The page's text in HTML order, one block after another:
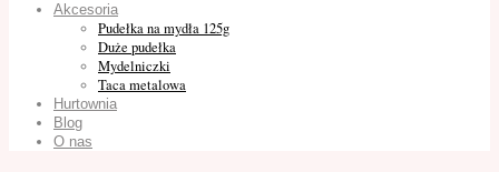
Akcesoria
Pudełka na mydła 125g
Duże pudełka
Mydelniczki
Taca metalowa
Hurtownia
Blog
O nas